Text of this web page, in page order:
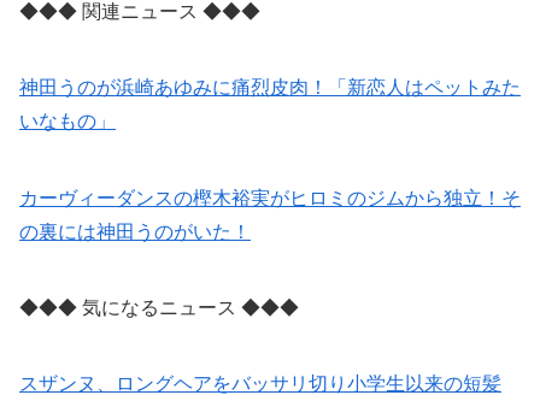
◆◆◆ 関連ニュース ◆◆◆
神田うのが浜崎あゆみに痛烈皮肉！「新恋人はペットみた
いなもの」
カーヴィーダンスの樫木裕実がヒロミのジムから独立！そ
の裏には神田うのがいた！
◆◆◆ 気になるニュース ◆◆◆
スザンヌ、ロングヘアをバッサリ切り小学生以来の短髪